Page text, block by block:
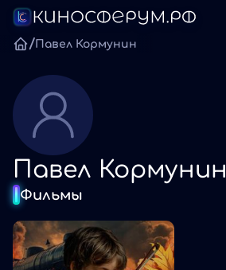
/Павел Кормунин
Павел Кормунин
Фильмы